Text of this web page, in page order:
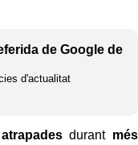
de Google de
d'actualitat
durant més